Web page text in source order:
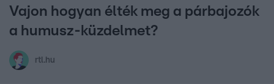
Vajon hogyan élték meg a párbajozók
a humusz-küzdelmet?
rtl.hu